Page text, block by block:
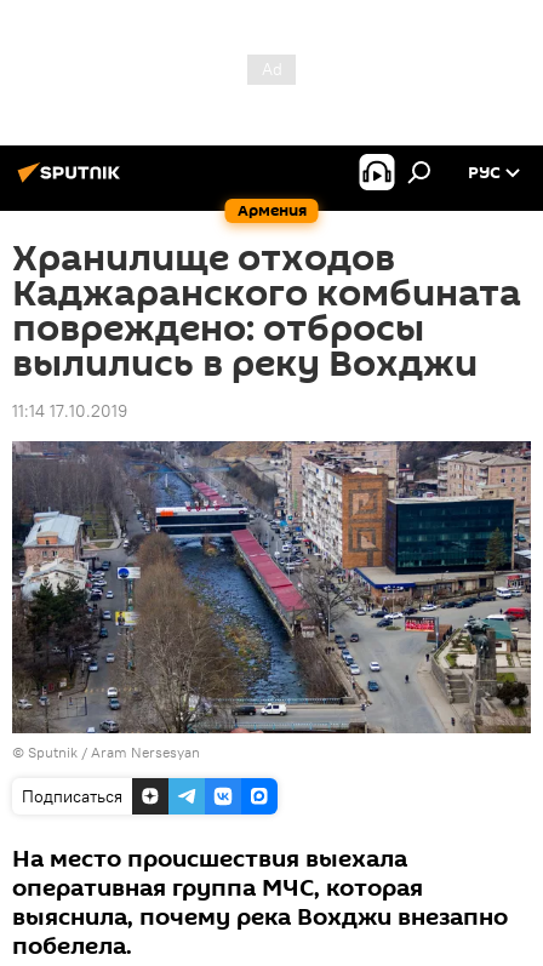
Армения
РУС
Хранилище отходов
Каджаранского комбината
повреждено: отбросы
вылились в реку Вохджи
11:14 17.10.2019
© Sputnik / Aram Nersesyan
Подписаться
На место происшествия выехала
оперативная группа МЧС, которая
выяснила, почему река Вохджи внезапно
побелела.